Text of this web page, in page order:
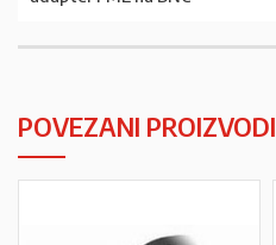
POVEZANI PROIZVODI